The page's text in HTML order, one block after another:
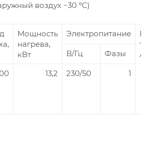
воздух −30 ºС)
Мощность
нагрева,
кВт
Электропитание
А
В/Гц Фазы
13,2 230/50 1